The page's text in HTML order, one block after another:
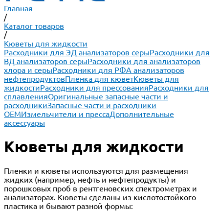
Главная
/
Каталог товаров
/
Кюветы для жидкости
Расходники для ЭД анализаторов серыРасходники для
ВД анализаторов серыРасходники для анализаторов
хлора и серыРасходники для РФА анализаторов
нефтепродуктовПленка для кюветКюветы для
жидкостиРасходники для прессованияРасходники для
сплавленияОригинальные запасные части и
расходникиЗапасные части и расходники
ОЕМИзмельчители и прессаДополнительные
аксессуары
Кюветы для жидкости
Пленки и кюветы используются для размещения
жидких (например, нефть и нефтепродукты) и
порошковых проб в рентгеновских спектрометрах и
анализаторах. Кюветы сделаны из кислотостойкого
пластика и бывают разной формы: